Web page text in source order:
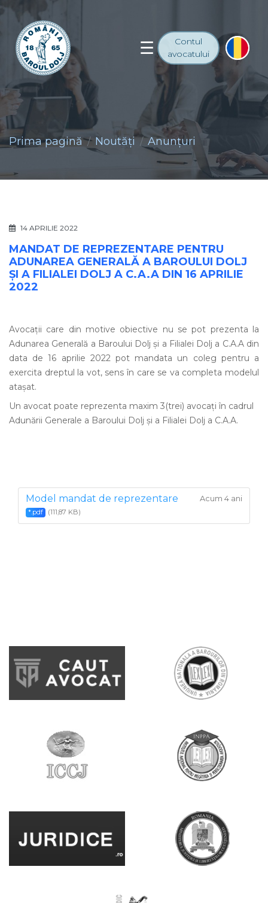
Contul
avocatului
Prima pagină Noutăţi Anunţuri
14 APRILIE 2022
MANDAT DE REPREZENTARE PENTRU
ADUNAREA GENERALĂ A BAROULUI DOLJ
ȘI A FILIALEI DOLJ A C.A.A DIN 16 APRILIE
2022
Avocații care din motive obiective nu se pot prezenta la
Adunarea Generală a Baroului Dolj și a Filialei Dolj a C.A.A din
data de 16 aprilie 2022 pot mandata un coleg pentru a
exercita dreptul la vot, sens în care se va completa modelul
atașat.
Un avocat poate reprezenta maxim 3(trei) avocați în cadrul
Adunării Generale a Baroului Dolj și a Filialei Dolj a C.A.A.
Model mandat de reprezentare Acum 4 ani
*.pdf (111,87 KB)